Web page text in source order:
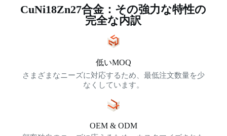
CuNi18Zn27合金：その強力な特性の
完全な内訳
低いMOQ
さまざまなニーズに対応するため、最低注文数量を少
なくしています。
OEM & ODM